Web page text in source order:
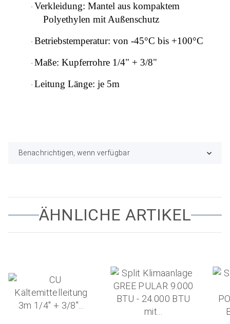
· Verkleidung: Mantel aus kompaktem
Polyethylen mit Außenschutz
· Betriebstemperatur: von -45°C bis +100°C
· Maße: Kupferrohre 1/4" + 3/8"
· Leitung Länge: je 5m
Benachrichtigen, wenn verfügbar
ÄHNLICHE ARTIKEL